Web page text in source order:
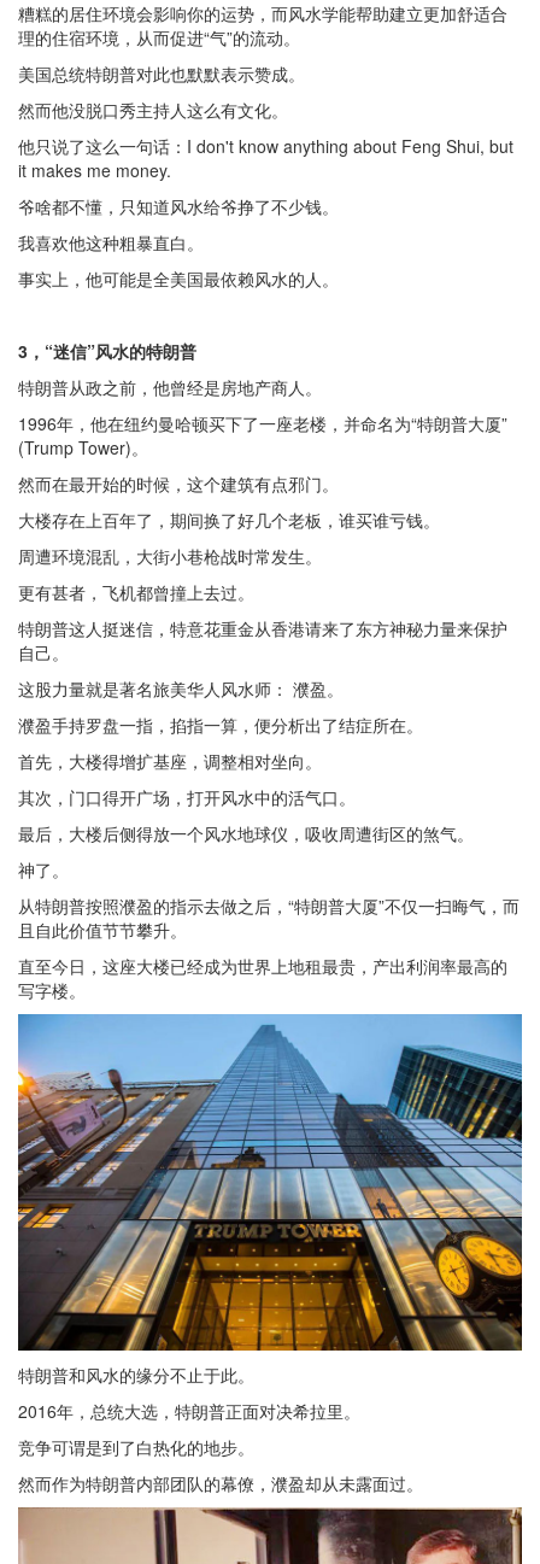
糟糕的居住环境会影响你的运势，而风水学能帮助建立更加舒适合
理的住宿环境，从而促进“气”的流动。
美国总统特朗普对此也默默表示赞成。
然而他没脱口秀主持人这么有文化。
他只说了这么一句话：I don't know anything about Feng Shui, but
it makes me money.
爷啥都不懂，只知道风水给爷挣了不少钱。
我喜欢他这种粗暴直白。
事实上，他可能是全美国最依赖风水的人。
3，“迷信”风水的特朗普
特朗普从政之前，他曾经是房地产商人。
1996年，他在纽约曼哈顿买下了一座老楼，并命名为“特朗普大厦”
(Trump Tower)。
然而在最开始的时候，这个建筑有点邪门。
大楼存在上百年了，期间换了好几个老板，谁买谁亏钱。
周遭环境混乱，大街小巷枪战时常发生。
更有甚者，飞机都曾撞上去过。
特朗普这人挺迷信，特意花重金从香港请来了东方神秘力量来保护
自己。
这股力量就是著名旅美华人风水师： 濮盈。
濮盈手持罗盘一指，掐指一算，便分析出了结症所在。
首先，大楼得增扩基座，调整相对坐向。
其次，门口得开广场，打开风水中的活气口。
最后，大楼后侧得放一个风水地球仪，吸收周遭街区的煞气。
神了。
从特朗普按照濮盈的指示去做之后，“特朗普大厦”不仅一扫晦气，而
且自此价值节节攀升。
直至今日，这座大楼已经成为世界上地租最贵，产出利润率最高的
写字楼。
特朗普和风水的缘分不止于此。
2016年，总统大选，特朗普正面对决希拉里。
竞争可谓是到了白热化的地步。
然而作为特朗普内部团队的幕僚，濮盈却从未露面过。